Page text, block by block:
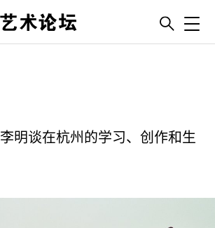
李明谈在杭州的学习、创作和生